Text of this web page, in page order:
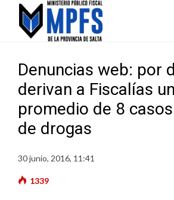
Denuncias web: por
derivan a Fiscalías un
promedio de 8
de drogas
30 junio, 2016, 11:41
1339